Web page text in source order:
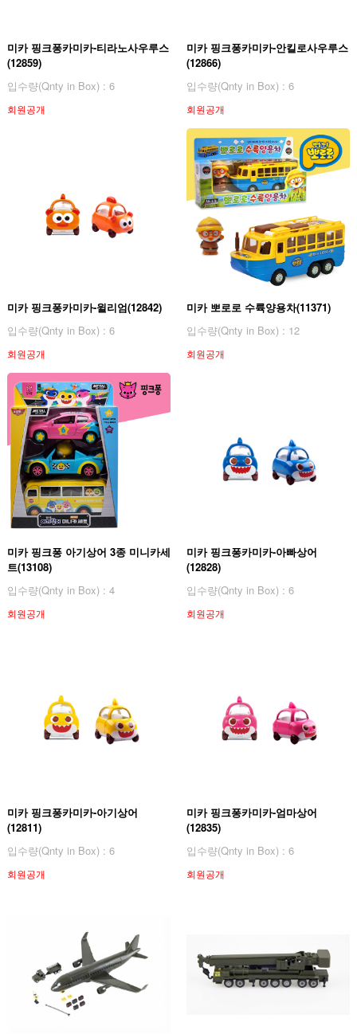
미카 핑크퐁카미카-티라노사우루스
(12859)
입수량(Qnty in Box) : 6
회원공개
미카 핑크퐁카미카-안킬로사우루스
(12866)
입수량(Qnty in Box) : 6
회원공개
미카 핑크퐁카미카-윌리엄(12842)
입수량(Qnty in Box) : 6
회원공개
미카 뽀로로 수륙양용차(11371)
입수량(Qnty in Box) : 12
회원공개
미카 핑크퐁 아기상어 3종 미니카세
트(13108)
입수량(Qnty in Box) : 4
회원공개
미카 핑크퐁카미카-아빠상어
(12828)
입수량(Qnty in Box) : 6
회원공개
미카 핑크퐁카미카-아기상어
(12811)
입수량(Qnty in Box) : 6
회원공개
미카 핑크퐁카미카-엄마상어
(12835)
입수량(Qnty in Box) : 6
회원공개